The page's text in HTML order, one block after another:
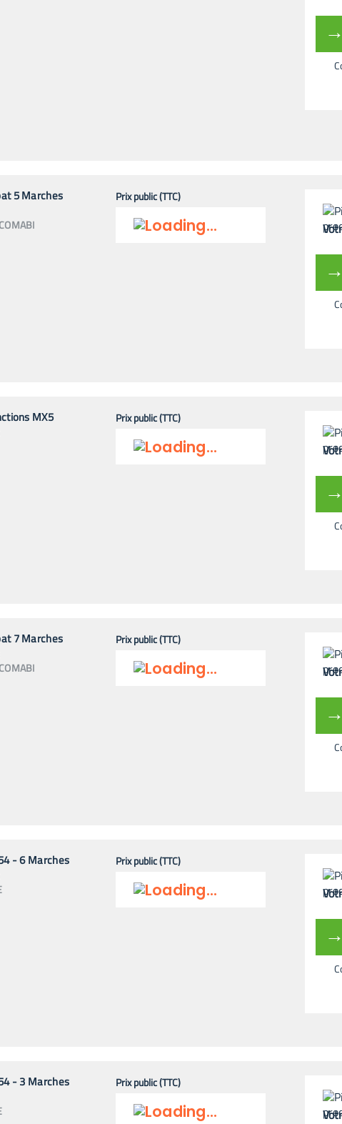
→
5 Marches Prix public (TTC)
→
MX5 Prix public (TTC)
→
7 Marches Prix public (TTC)
→
- 6 Marches Prix public (TTC)
→
- 3 Marches Prix public (TTC)